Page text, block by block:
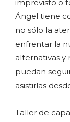
imprevisto o
Ángel tiene
no sólo la
enfrentar la
alternativas y
puedan
asistirlas
Taller de